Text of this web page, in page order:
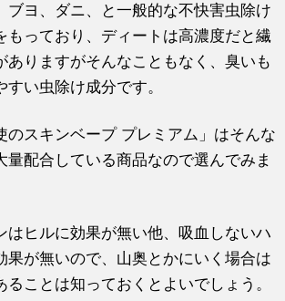
ブヨ、ダニ、と一般的な不快害虫除け
もっており、ディートは高濃度だと繊
ありますがそんなこともなく、臭いも
い虫除け成分です。
のスキンベープ プレミアム」はそんな
量配合している商品なので選んでみま
はヒルに効果が無い他、吸血しないハ
果が無いので、山奥とかにいく場合は
ることは知っておくとよいでしょう。